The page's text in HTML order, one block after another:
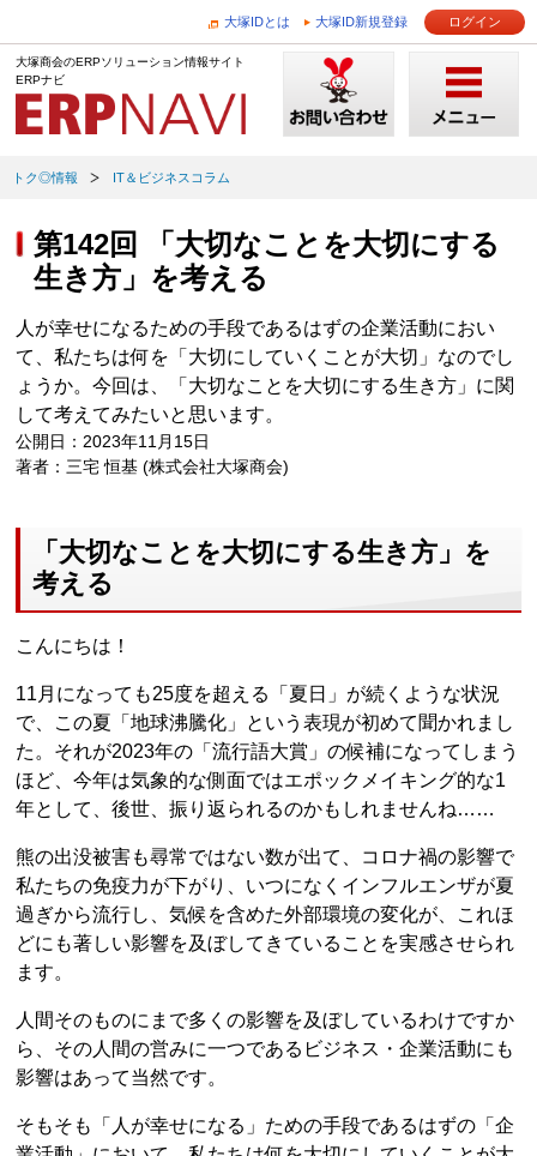
大塚IDとは 大塚ID新規登録 ログイン
大塚商会のERPソリューション情報サイト
ERPナビ
トク◎情報 IT＆ビジネスコラム
第142回 「大切なことを大切にする
生き方」を考える
人が幸せになるための手段であるはずの企業活動におい
て、私たちは何を「大切にしていくことが大切」なのでし
ょうか。今回は、「大切なことを大切にする生き方」に関
して考えてみたいと思います。
公開日：2023年11月15日
著者：三宅 恒基 (株式会社大塚商会)
「大切なことを大切にする生き方」を
考える
こんにちは！
11月になっても25度を超える「夏日」が続くような状況
で、この夏「地球沸騰化」という表現が初めて聞かれまし
た。それが2023年の「流行語大賞」の候補になってしまう
ほど、今年は気象的な側面ではエポックメイキング的な1
年として、後世、振り返られるのかもしれませんね……
熊の出没被害も尋常ではない数が出て、コロナ禍の影響で
私たちの免疫力が下がり、いつになくインフルエンザが夏
過ぎから流行し、気候を含めた外部環境の変化が、これほ
どにも著しい影響を及ぼしてきていることを実感させられ
ます。
人間そのものにまで多くの影響を及ぼしているわけですか
ら、その人間の営みに一つであるビジネス・企業活動にも
影響はあって当然です。
そもそも「人が幸せになる」ための手段であるはずの「企